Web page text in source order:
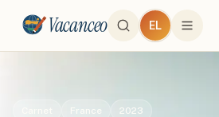
Vacanceo EL
France 2023